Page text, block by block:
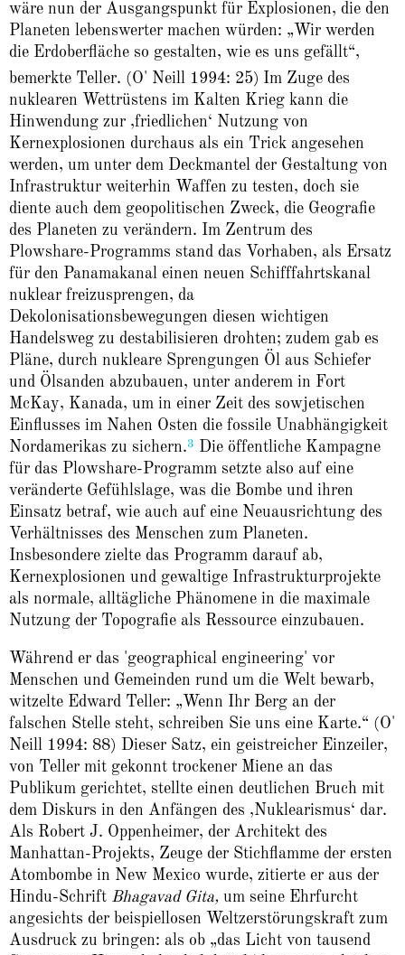
wäre nun der Ausgangspunkt für Explosionen, die den
Planeten lebenswerter machen würden: „Wir werden
die Erdoberfläche so gestalten, wie es uns gefällt“,
bemerkte Teller. (O' Neill 1994: 25) Im Zuge des
nuklearen Wettrüstens im Kalten Krieg kann die
Hinwendung zur ‚friedlichen‘ Nutzung von
Kernexplosionen durchaus als ein Trick angesehen
werden, um unter dem Deckmantel der Gestaltung von
Infrastruktur weiterhin Waffen zu testen, doch sie
diente auch dem geopolitischen Zweck, die Geografie
des Planeten zu verändern. Im Zentrum des
Plowshare-Programms stand das Vorhaben, als Ersatz
für den Panamakanal einen neuen Schifffahrtskanal
nuklear freizusprengen, da
Dekolonisationsbewegungen diesen wichtigen
Handelsweg zu destabilisieren drohten; zudem gab es
Pläne, durch nukleare Sprengungen Öl aus Schiefer
und Ölsanden abzubauen, unter anderem in Fort
McKay, Kanada, um in einer Zeit des sowjetischen
Einflusses im Nahen Osten die fossile Unabhängigkeit
Nordamerikas zu sichern.3 Die öffentliche Kampagne
für das Plowshare-Programm setzte also auf eine
veränderte Gefühlslage, was die Bombe und ihren
Einsatz betraf, wie auch auf eine Neuausrichtung des
Verhältnisses des Menschen zum Planeten.
Insbesondere zielte das Programm darauf ab,
Kernexplosionen und gewaltige Infrastrukturprojekte
als normale, alltägliche Phänomene in die maximale
Nutzung der Topografie als Ressource einzubauen.
Während er das 'geographical engineering' vor
Menschen und Gemeinden rund um die Welt bewarb,
witzelte Edward Teller: „Wenn Ihr Berg an der
falschen Stelle steht, schreiben Sie uns eine Karte.“ (O'
Neill 1994: 88) Dieser Satz, ein geistreicher Einzeiler,
von Teller mit gekonnt trockener Miene an das
Publikum gerichtet, stellte einen deutlichen Bruch mit
dem Diskurs in den Anfängen des ‚Nuklearismus‘ dar.
Als Robert J. Oppenheimer, der Architekt des
Manhattan-Projekts, Zeuge der Stichflamme der ersten
Atombombe in New Mexico wurde, zitierte er aus der
Hindu-Schrift Bhagavad Gita, um seine Ehrfurcht
angesichts der beispiellosen Weltzerstörungskraft zum
Ausdruck zu bringen: als ob „das Licht von tausend